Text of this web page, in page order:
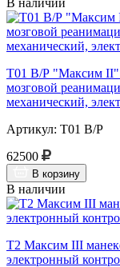
Т01 В/Р "Максим II"
мозговой
механический,
Артикул: Т01 В/Р
62500
В корзину
В наличии
Т2 Максим III
электронный